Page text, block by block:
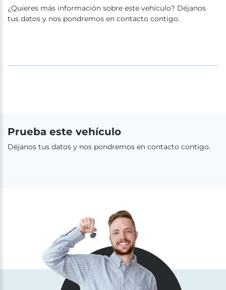
¿Quieres más información sobre este vehículo? Déjanos
tus datos y nos pondremos en contacto contigo.
Prueba este vehículo
Déjanos tus datos y nos pondremos en contacto contigo.